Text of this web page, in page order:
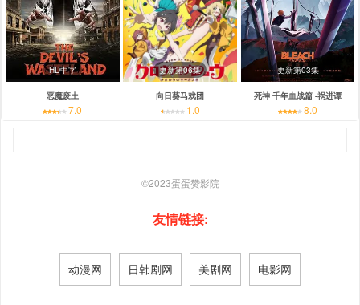
HD中字
恶魔废土
7.0
更新第06集
向日葵马戏团
1.0
更新第03集
死神 千年血战篇 -祸进谭
8.0
©2023蛋蛋赞影院
友情链接:
动漫网 日韩剧网 美剧网 电影网